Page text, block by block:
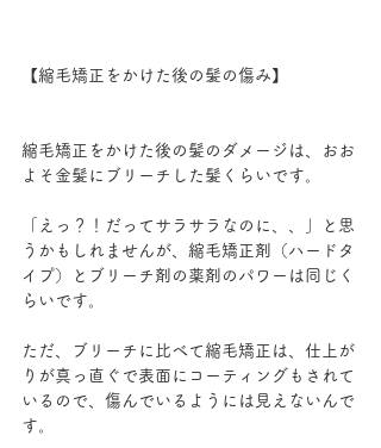
【縮毛矯正をかけた後の髪の傷み】
縮毛矯正をかけた後の髪のダメージは、おお
よそ金髪にブリーチした髪くらいです。
「えっ？！だってサラサラなのに、、」と思
うかもしれませんが、縮毛矯正剤（ハードタ
イプ）とブリーチ剤の薬剤のパワーは同じく
らいです。
ただ、ブリーチに比べて縮毛矯正は、仕上が
りが真っ直ぐで表面にコーティングもされて
いるので、傷んでいるようには見えないんで
す。